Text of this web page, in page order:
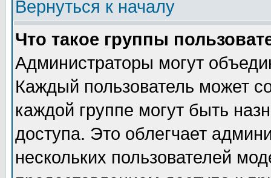
Вернуться к началу
Что такое группы
Администраторы могут
Каждый пользователь может
каждой группе могут быть
доступа. Это облегчает
нескольких пользователей